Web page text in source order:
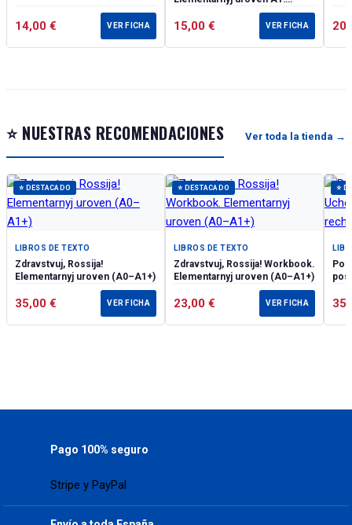
14,00 € VER FICHA
posobie po chteniju dlja
inostrannykh uchaschikhsja.
O.Danilina, A. Zhorova
15,00 € VER FICHA
⭐ NUESTRAS RECOMENDACIONES Ver toda la tienda →
⭐ DESTACADO
LIBROS DE TEXTO
Zdravstvuj, Rossija!
Elementarnyj uroven (А0–А1+)
35,00 € VER FICHA
⭐ DESTACADO
LIBROS DE TEXTO
Zdravstvuj, Rossija! Workbook.
Elementarnyj uroven (А0–А1+)
23,00 € VER FICHA
⭐
Po-
Pago 100% seguro
Stripe y PayPal